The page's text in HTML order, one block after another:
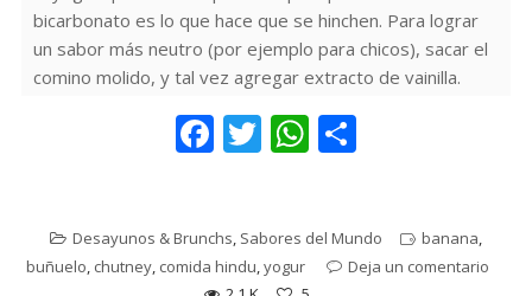
bicarbonato es lo que hace que se hinchen. Para lograr
un sabor más neutro (por ejemplo para chicos), sacar el
comino molido, y tal vez agregar extracto de vainilla.
F
b
o
T
er
W
s
A
p
ar
Desayunos & Brunchs, Sabores del Mundo banana,
buñuelo, chutney, comida hindu,yogur
Deja un comentario